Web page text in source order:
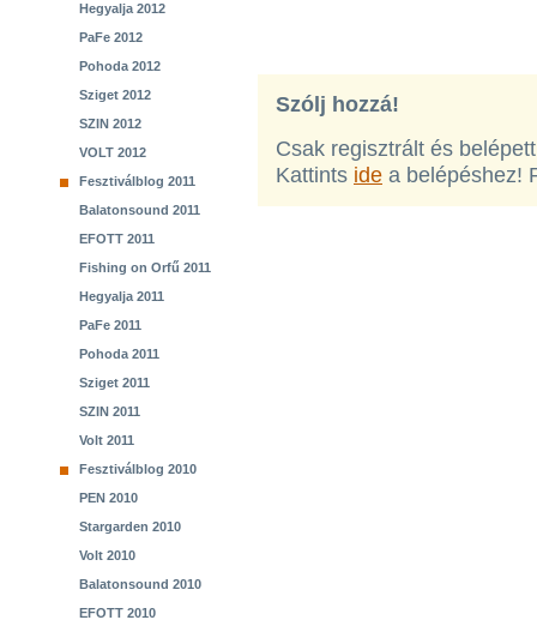
Hegyalja 2012
PaFe 2012
Pohoda 2012
Sziget 2012
SZIN 2012
VOLT 2012
Fesztiválblog 2011
Balatonsound 2011
EFOTT 2011
Fishing on Orfű 2011
Hegyalja 2011
PaFe 2011
Pohoda 2011
Sziget 2011
SZIN 2011
Volt 2011
Fesztiválblog 2010
PEN 2010
Stargarden 2010
Volt 2010
Balatonsound 2010
EFOTT 2010
Szólj hozzá!
Csak regisztrált és
Kattints ide a belépéshez!